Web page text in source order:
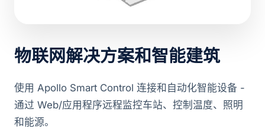
物联网解决方案和智能建筑
使用 Apollo Smart Control 连接和自动化智能设备 -
通过 Web/应用程序远程监控车站、控制温度、照明
和能源。